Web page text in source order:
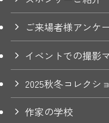
ご来場者様アンケ
イベントでの撮影
2025秋冬コレクシ
作家の学校